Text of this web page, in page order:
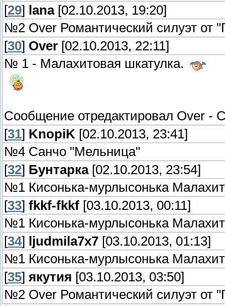
[29] lana[02.10.2013, 19:20]
№2 Over Романтический силуэт от
[30] Over [02.10.2013, 22:11]
№ 1 - Малахитовая шкатулка.
Сообщение отредактировал Over -
[31] KnopiK [02.10.2013, 23:41]
№4 Санчо "Мельница"
[32] Бунтарка[02.10.2013, 23:54]
№1 Кисонька-мурлысонька
[33] fkkf-fkkf [03.10.2013, 00:11]
№1 Кисонька-мурлысонька
[34] ljudmila7x7 [03.10.2013, 01:13]
№1 Кисонька-мурлысонька
[35] якутия [03.10.2013, 03:50]
№2 Over Романтический силуэт от